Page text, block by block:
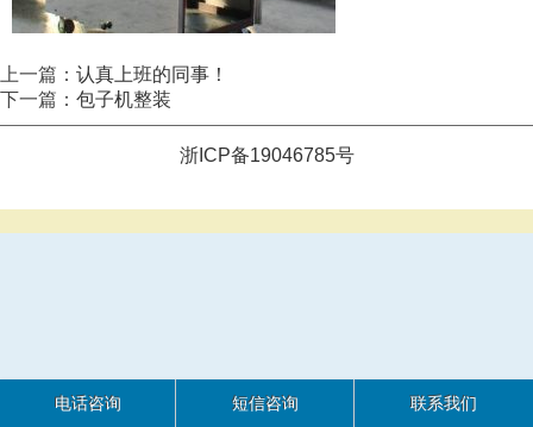
上一篇： 认真上班的同事！
下一篇： 包子机整装
浙ICP备19046785号
电话咨询 短信咨询 联系我们